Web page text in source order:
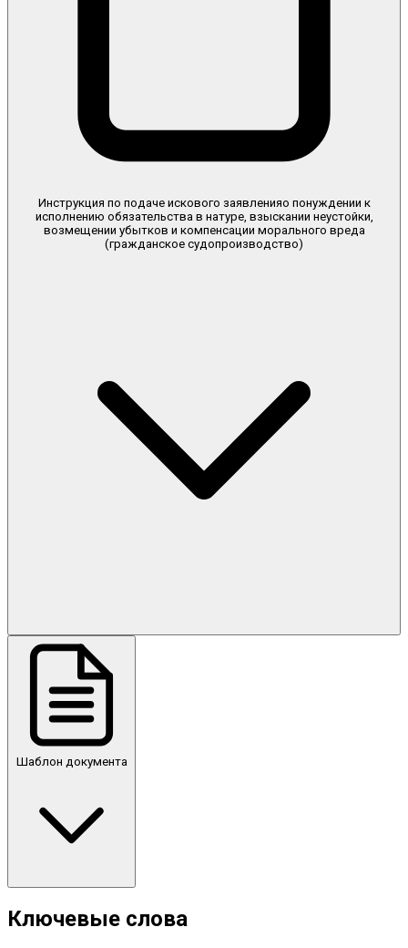
Инструкция по подаче искового заявленияо понуждении к
исполнению обязательства в натуре, взыскании неустойки,
возмещении убытков и компенсации морального вреда
(гражданское судопроизводство)
Шаблон документа
Ключевые слова